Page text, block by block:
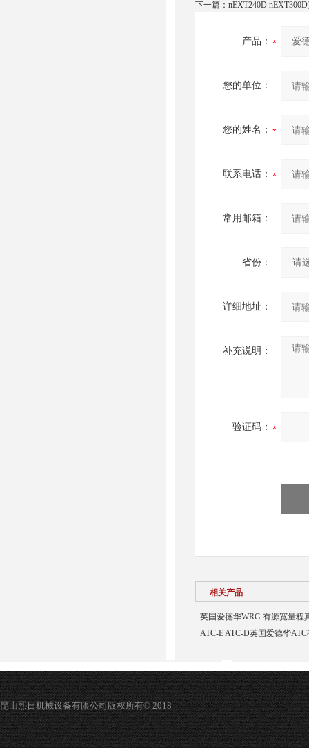
下一篇： nEXT240D
产品：
您的单位：
您的姓名：
联系电话：
常用邮箱：
省份：
详细地址：
补充说明：
验证码：
相关产品
英国爱德华WRG 有源宽量程
ATC-E ATC-D英国爱德华
昆山熙日机械设备有限公司版权所有© 2018